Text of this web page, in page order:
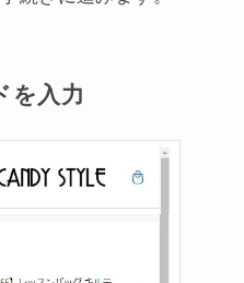
を入力